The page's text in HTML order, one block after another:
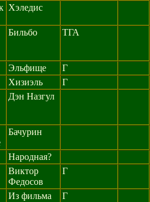
Хэледис
Бильбо ТГА
Эльфище
Г
Хизиэль
Г
Дэн Назгул
Бачурин
Народная?
Виктор
Федосов
Г
Из фильма
Г